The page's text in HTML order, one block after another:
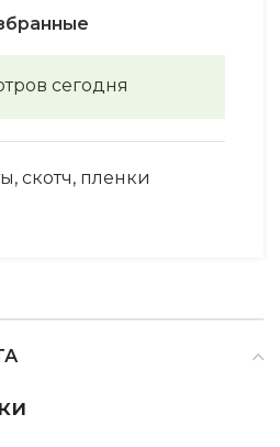
сегодня
скотч, пленки